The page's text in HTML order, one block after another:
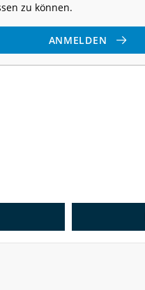
zu können.
ANMELDEN